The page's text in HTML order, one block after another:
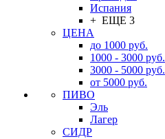
Испания
+ ЕЩЕ 3
ЦЕНА
до 1000 руб.
1000 - 3000 руб.
3000 - 5000 руб.
от 5000 руб.
ПИВО
Эль
Лагер
СИДР